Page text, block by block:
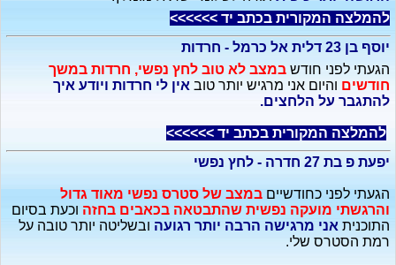
להמלצה המקורית בכתב יד >>>>>>
יוסף בן 23 דלית אל כרמל - חרדות
הגעתי לפני חודש במצב לא טוב לחץ נפשי, חרדות במשך
חודשים והיום אני מרגיש יותר טוב אין לי חרדות ויודע איך
להתגבר על הלחצים.
להמלצה המקורית בכתב יד >>>>>>
יפעת פ בת 27 חדרה - לחץ נפשי
הגעתי לפני כחודשיים במצב של סטרס נפשי מאוד גדול
והרגשתי מועקה נפשית שהתבטאה בכאבים בחזה וכעת בסיום
התוכנית אני מרגישה הרבה יותר רגועה ובשליטה יותר טובה על
רמת הסטרס שלי.